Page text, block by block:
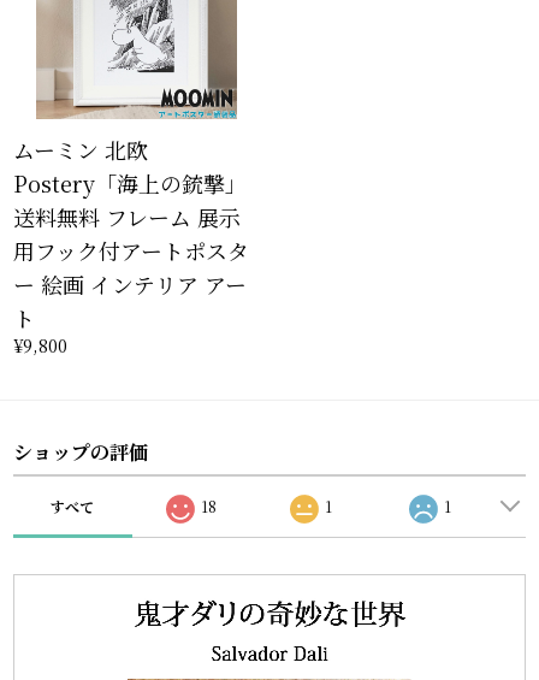
ムーミン 北欧
Postery「海上の銃撃」
送料無料 フレーム 展示
用フック付アートポスタ
ー 絵画 インテリア アー
ト
¥9,800
ショップの評価
すべて 18 1 1